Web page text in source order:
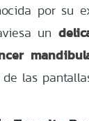
por su
un
las